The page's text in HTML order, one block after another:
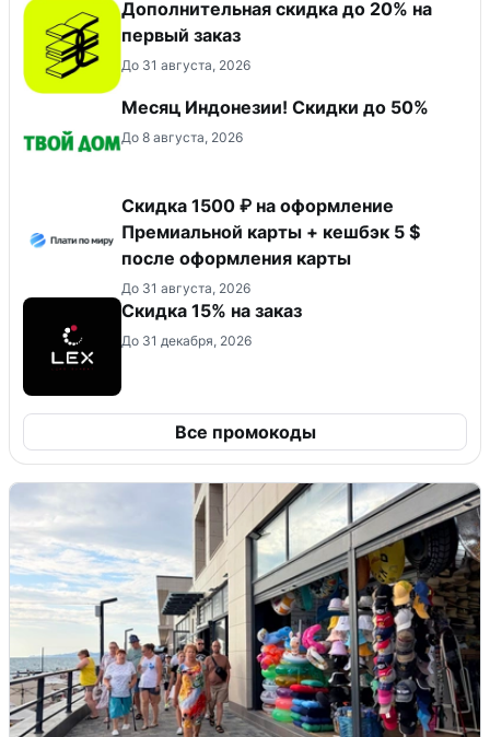
Дополнительная скидка до 20% на
первый заказ
До 31 августа, 2026
Месяц Индонезии! Скидки до 50%
До 8 августа, 2026
Скидка 1500 ₽ на оформление
Премиальной карты + кешбэк 5 $
после оформления карты
До 31 августа, 2026
Скидка 15% на заказ
До 31 декабря, 2026
Все промокоды